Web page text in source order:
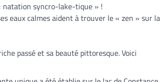
natation syncro-lake-tique » !
eaux calmes aident à trouver le « zen » sur la
passé et sa beauté pittoresque. Voici